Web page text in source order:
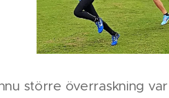
större överraskning